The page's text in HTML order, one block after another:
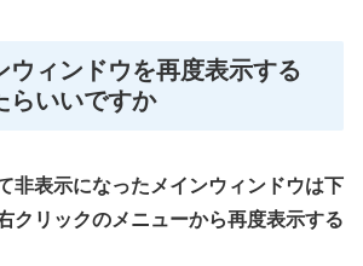
ウィンドウを再度表示する
らいいですか
非表示になったメインウィンドウは下
クリックのメニューから再度表示する